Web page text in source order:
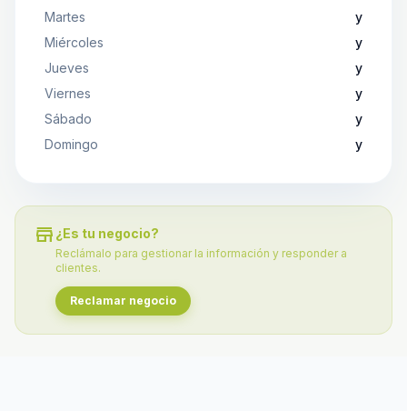
Martes
y
Miércoles
y
Jueves
y
Viernes
y
Sábado
y
Domingo
y
store ¿Es tu negocio?
Reclámalo para gestionar la información y responder a
clientes.
Reclamar negocio